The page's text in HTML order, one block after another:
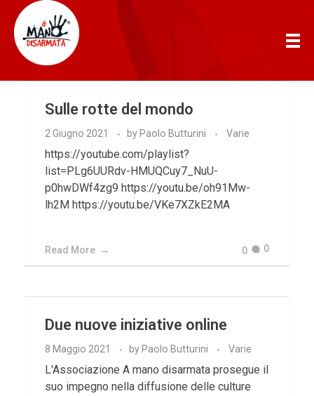
Sulle rotte del mondo
2 Giugno 2021 by Paolo Butturini Varie
https://youtube.com/playlist?
list=PLg6UURdv-HMUQCuy7_NuU-
p0hwDWf4zg9 https://youtu.be/oh91Mw-
lh2M https://youtu.be/VKe7XZkE2MA
Read More 0 0
Due nuove iniziative online
8 Maggio 2021 by Paolo Butturini Varie
L'Associazione A mano disarmata prosegue il
suo impegno nella diffusione delle culture